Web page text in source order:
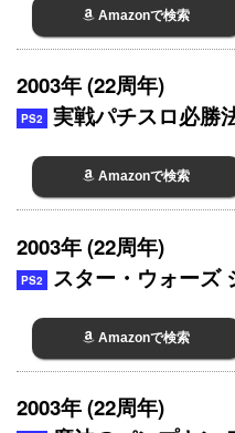
Amazonで検索
2003年 (22周年)
PS2 実戦パチスロ必勝
Amazonで検索
2003年 (22周年)
PS2 スター・ウォーズ
Amazonで検索
2003年 (22周年)